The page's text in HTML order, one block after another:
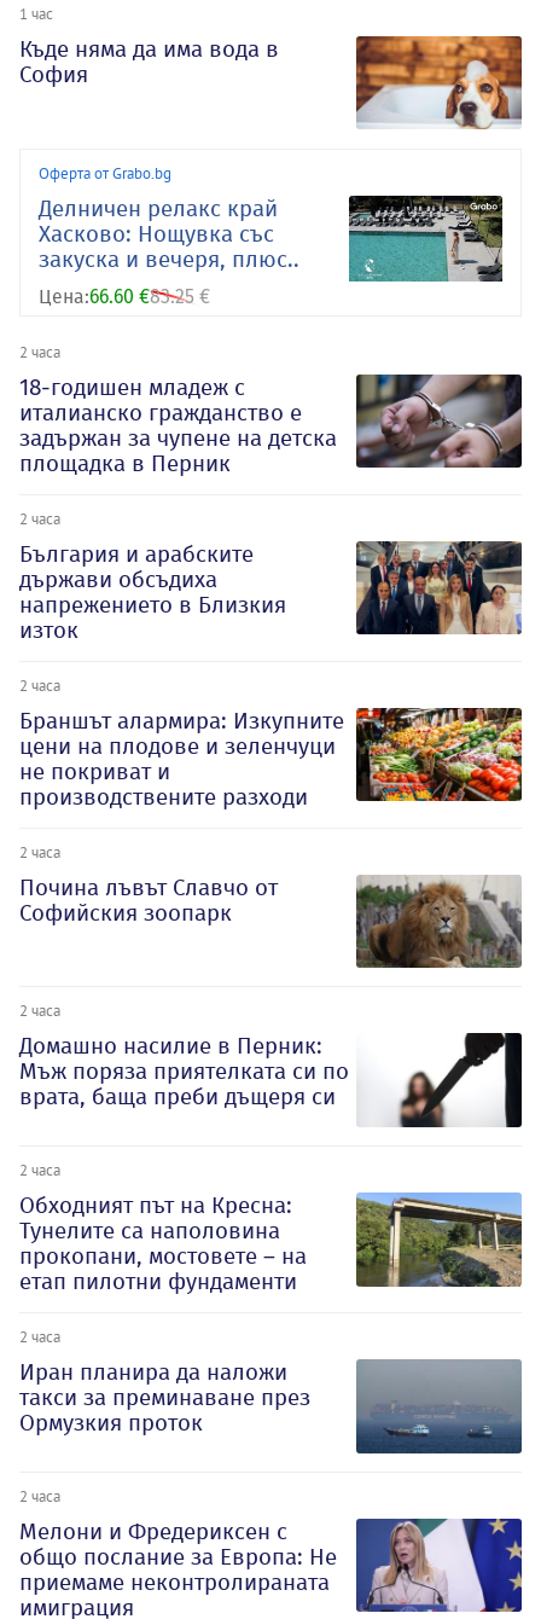
1 час
Къде няма да има вода в
София
Оферта от Grabo.bg
Делничен релакс край
Хасково: Нощувка със
закуска и вечеря, плюс..
Цена:66.60 €83.25 €
2 часа
18-годишен младеж с
италианско гражданство е
задържан за чупене на детска
площадка в Перник
2 часа
България и арабските
държави обсъдиха
напрежението в Близкия
изток
2 часа
Браншът алармира: Изкупните
цени на плодове и зеленчуци
не покриват и
производствените разходи
2 часа
Почина лъвът Славчо от
Софийския зоопарк
2 часа
Домашно насилие в Перник:
Мъж поряза приятелката си по
врата, баща преби дъщеря си
2 часа
Обходният път на Кресна:
Тунелите са наполовина
прокопани, мостовете – на
етап пилотни фундаменти
2 часа
Иран планира да наложи
такси за преминаване през
Ормузкия проток
2 часа
Мелони и Фредериксен с
общо послание за Европа: Не
приемаме неконтролираната
имиграция